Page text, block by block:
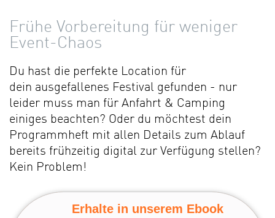
Frühe Vorbereitung für weniger
Event-Chaos
Du hast die perfekte Location für
dein ausgefallenes Festival gefunden - nur
leider muss man für Anfahrt & Camping
einiges beachten? Oder du möchtest dein
Programmheft mit allen Details zum Ablauf
bereits frühzeitig digital zur Verfügung stellen?
Kein Problem!
Erhalte in unserem Ebook